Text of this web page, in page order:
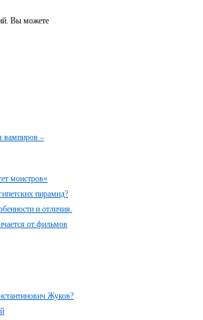
Вы можете
вампиров –
монстров»
пирамид?
и отличия.
от фильмов
Жуков?